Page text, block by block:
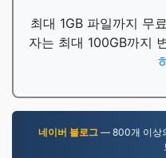
최대 1GB 파일까지 무
자는 최대 100GB까지
네이버 블로그— 800개 이상